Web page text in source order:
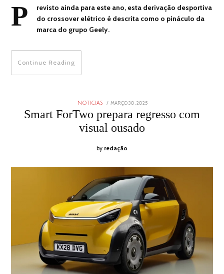
P
revisto ainda para este ano, esta derivação desportiva
do crossover elétrico é descrita como o pináculo da
marca do grupo Geely.
Continue Reading
NOTICIAS
POSTED
MARÇO 30, 2025
2025
Smart ForTwo prepara regresso com
visual ousado
by redação